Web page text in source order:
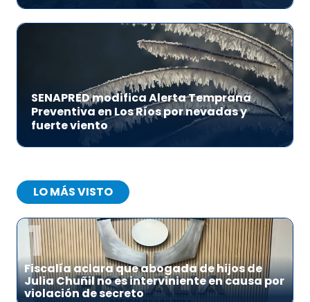
SENAPRED modifica Alerta Temprana
Preventiva en Los Ríos por nevadas y
fuerte viento
LO MÁS VISTO
1
Fiscalía aclara que abogada de hijos de
Julia Chuñil no es interviniente en causa por
violación de secreto